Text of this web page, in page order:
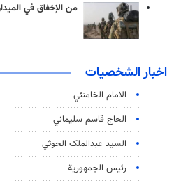
من الإخفاق في
اخبار الشخصيات
الامام الخامنئي
الحاج قاسم سليماني
السید عبدالملک الحوثي
رئيس الجمهورية